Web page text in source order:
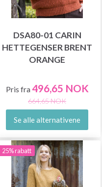
DSA80-01 CARIN
HETTEGENSER BRENT
ORANGE
Pris fra496,65 NOK
664,65 NOK
Se alle alternativene
25% rabatt